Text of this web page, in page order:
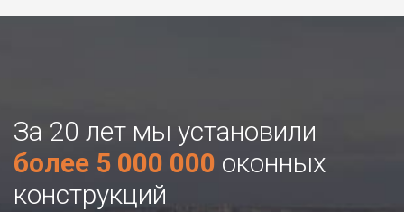
За 20 лет мы установили
более 5 000 000 оконных
конструкций